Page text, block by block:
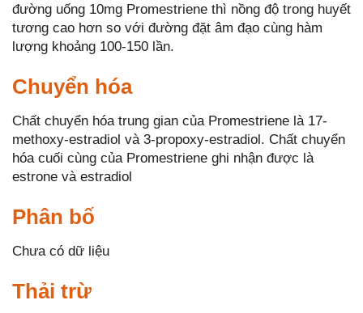
đường uống 10mg Promestriene thì nồng độ trong huyết
tương cao hơn so với đường đặt âm đạo cùng hàm
lượng khoảng 100-150 lần.
Chuyển hóa
Chất chuyển hóa trung gian của Promestriene là 17-
methoxy-estradiol và 3-propoxy-estradiol. Chất chuyển
hóa cuối cùng của Promestriene ghi nhận được là
estrone và estradiol
Phân bố
Chưa có dữ liệu
Thải trừ